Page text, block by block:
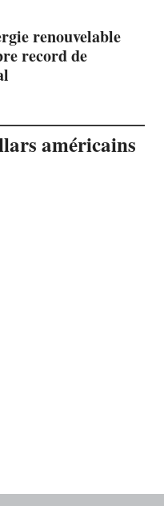
renouvelable
record de
américains